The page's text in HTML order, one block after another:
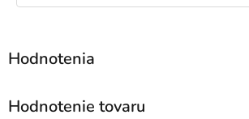
Hodnotenie tovaru